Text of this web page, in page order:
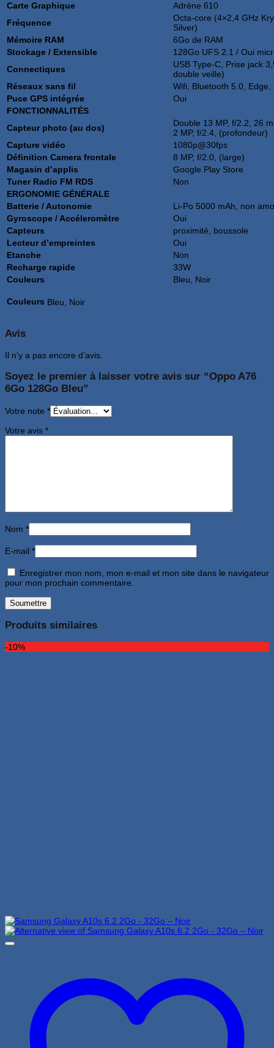
Carte Graphique
Adrène 610
Fréquence
Octa-core (4×2,4 GHz
Silver)
Mémoire RAM
6Go de RAM
Stockage / Extensible
128Go UFS 2.1 / Oui
Connectiques
USB Type-C, Prise jack
double veille)
Réseaux sans fil
Wifi, Bluetooth 5.0, Edge,
Puce GPS intégrée
Oui
FONCTIONNALITÉS
Capteur photo (au dos)
Double 13 MP, f/2.2, 26
2 MP, f/2.4, (profondeur)
Capture vidéo
1080p@30fps
Définition Camera frontale
8 MP, f/2.0, (large)
Magasin d’applis
Google Play Store
Tuner Radio FM RDS
Non
ERGONOMIE GÉNÉRALE
Batterie / Autonomie
Li-Po 5000 mAh, non
Gyroscope / Accéleromètre
Oui
Capteurs
proximité, boussole
Lecteur d’empreintes
Oui
Etanche
Non
Recharge rapide
33W
Couleurs
Bleu, Noir
Couleurs Bleu, Noir
Avis
Il n’y a pas encore d’avis.
Soyez le premier à laisser votre avis sur “Oppo A76
6Go 128Go Bleu”
Votre note *
Votre avis *
Nom *
E-mail *
Enregistrer mon nom, mon e-mail et mon site dans le navigateur
pour mon prochain commentaire.
Produits similaires
-10%